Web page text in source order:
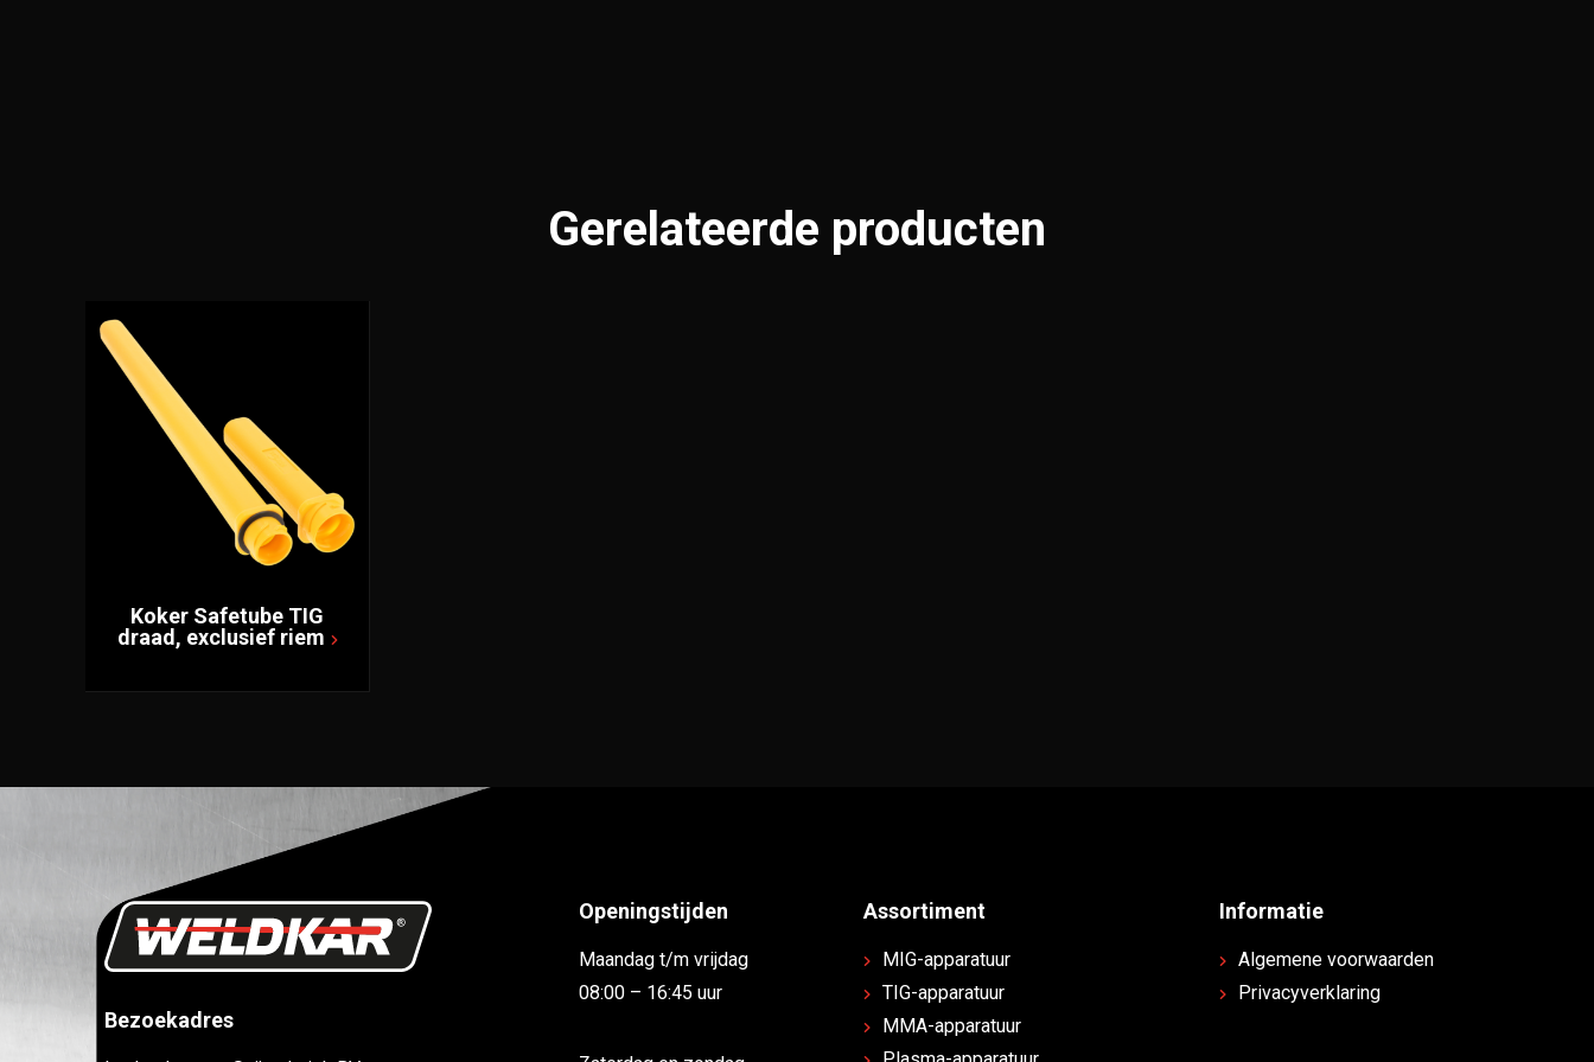
Gerelateerde producten
Koker Safetube TIG
draad, exclusief riem
Bezoekadres
Openingstijden
Maandag t/m vrijdag
08:00 – 16:45 uur
Assortiment
MIG-apparatuur
TIG-apparatuur
MMA-apparatuur
Informatie
Algemene voorwaarden
Privacyverklaring